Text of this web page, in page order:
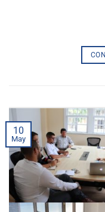
10
May